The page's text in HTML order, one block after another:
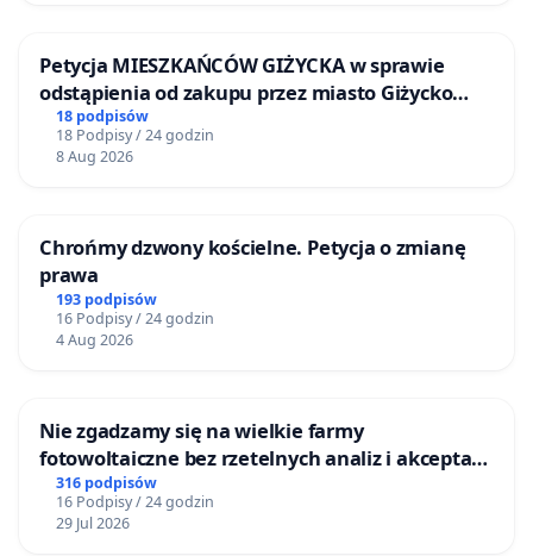
Petycja MIESZKAŃCÓW GIŻYCKA w sprawie
odstąpienia od zakupu przez miasto Giżycko
nieruchomości położonej nad jeziorem Niegocin
18 podpisów
18 Podpisy / 24 godzin
8 Aug 2026
Chrońmy dzwony kościelne. Petycja o zmianę
prawa
193 podpisów
16 Podpisy / 24 godzin
4 Aug 2026
Nie zgadzamy się na wielkie farmy
fotowoltaiczne bez rzetelnych analiz i akceptacji
mieszkańców
316 podpisów
16 Podpisy / 24 godzin
29 Jul 2026